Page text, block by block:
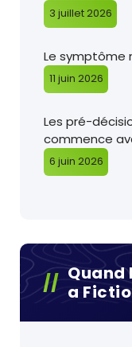
3 juillet 2026
Le symptôme
11 juin 2026
Les pré-
commence
6 juin 2026
Quand
A